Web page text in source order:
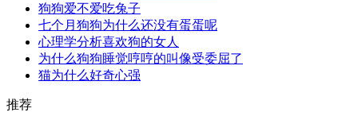
狗狗爱不爱吃兔子
七个月狗狗为什么还没有蛋蛋呢
心理学分析喜欢狗的女人
为什么狗狗睡觉哼哼的叫像受委屈了
猫为什么好奇心强
推荐